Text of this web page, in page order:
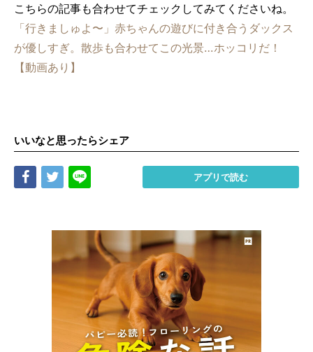
こちらの記事も合わせてチェックしてみてくださいね。
「行きましゅよ〜」赤ちゃんの遊びに付き合うダックス
が優しすぎ。散歩も合わせてこの光景…ホッコリだ！
【動画あり】
いいなと思ったらシェア
Share Tweet アプリで読む